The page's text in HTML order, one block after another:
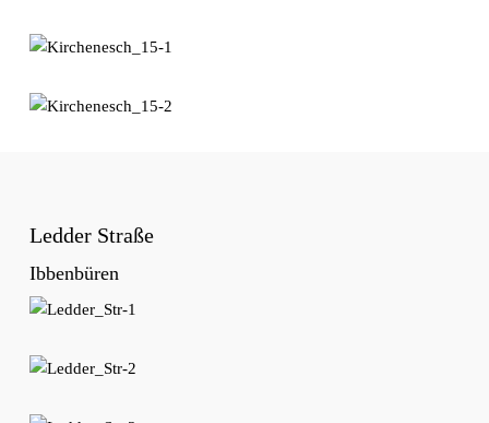
Ledder Straße
Ibbenbüren